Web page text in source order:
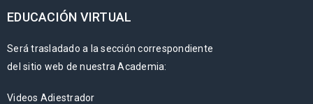
EDUCACIÓN VIRTUAL
Será trasladado a la sección correspondiente
del sitio web de nuestra Academia:
Videos Adiestrador